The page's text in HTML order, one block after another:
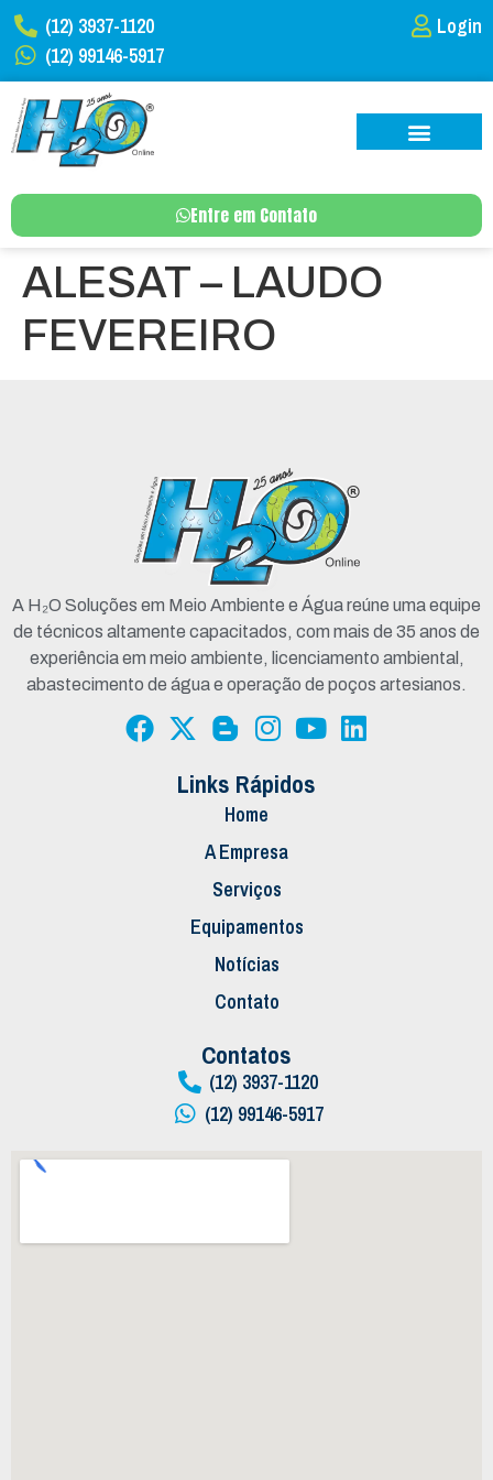
(12) 3937-1120
(12) 99146-5917
Login
Entre em Contato
ALESAT – LAUDO
FEVEREIRO
A H₂O Soluções em Meio Ambiente e Água reúne uma equipe
de técnicos altamente capacitados, com mais de 35 anos de
experiência em meio ambiente, licenciamento ambiental,
abastecimento de água e operação de poços artesianos.
Links Rápidos
Home
A Empresa
Serviços
Equipamentos
Notícias
Contato
Contatos
(12) 3937-1120
(12) 99146-5917